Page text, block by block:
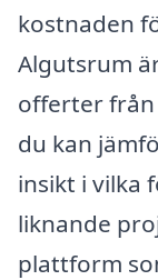
kostnaden
Algutsrum
offerter
du kan
insikt i vilka
liknande
plattform